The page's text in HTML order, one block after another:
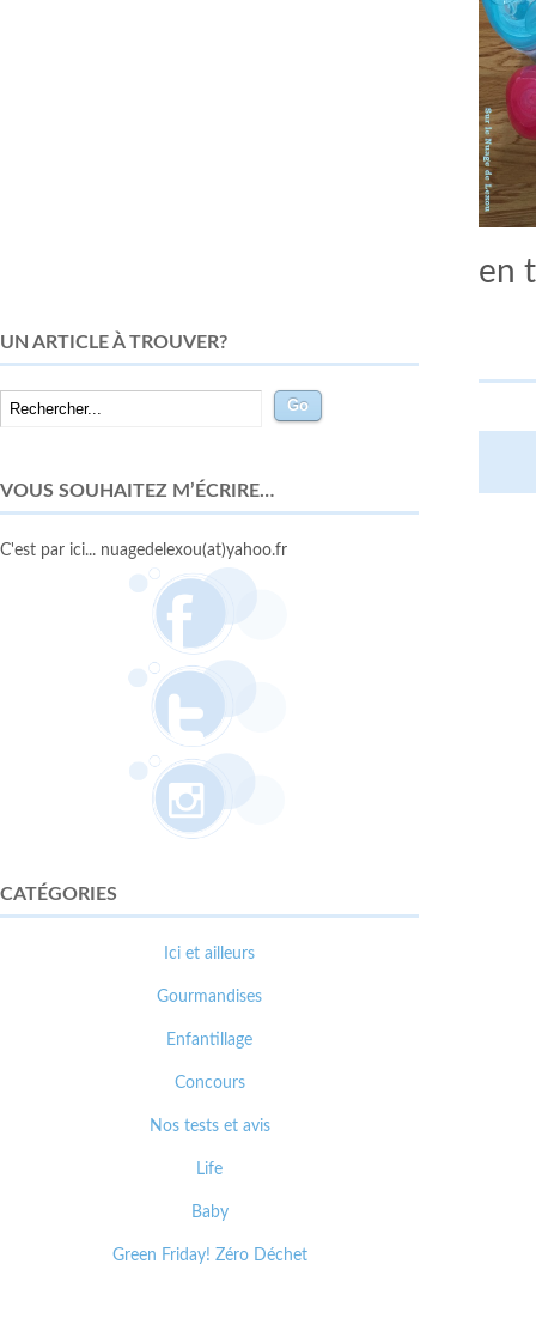
en
UN ARTICLE À TROUVER?
VOUS SOUHAITEZ M’ÉCRIRE…
C'est par ici... nuagedelexou(at)yahoo.fr
CATÉGORIES
Ici et ailleurs
Gourmandises
Enfantillage
Concours
Nos tests et avis
Life
Baby
Green Friday! Zéro Déchet